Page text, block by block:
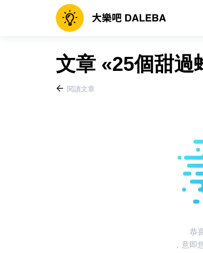
文章 «25個甜過
閱讀文章
恭
，意即